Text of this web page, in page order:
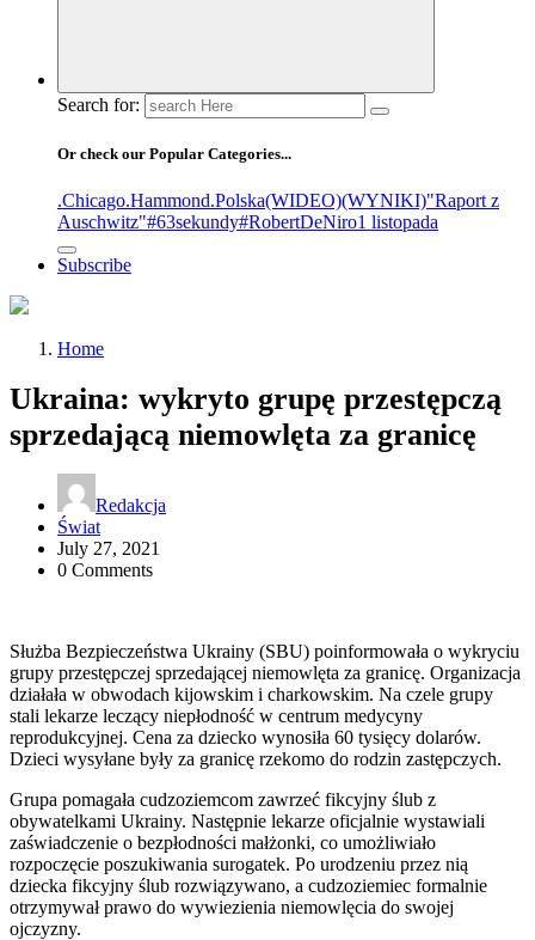
Search for:
Or check our Popular Categories...
.Chicago.Hammond.Polska(WIDEO)(WYNIKI)"Raport z
Auschwitz"#63sekundy#RobertDeNiro1 listopada
Subscribe
Home
Ukraina: wykryto grupę przestępczą
sprzedającą niemowlęta za granicę
Redakcja
Świat
July 27, 2021
0 Comments
Służba Bezpieczeństwa Ukrainy (SBU) poinformowała o wykryciu
grupy przestępczej sprzedającej niemowlęta za granicę. Organizacja
działała w obwodach kijowskim i charkowskim. Na czele grupy
stali lekarze leczący niepłodność w centrum medycyny
reprodukcyjnej. Cena za dziecko wynosiła 60 tysięcy dolarów.
Dzieci wysyłane były za granicę rzekomo do rodzin zastępczych.
Grupa pomagała cudzoziemcom zawrzeć fikcyjny ślub z
obywatelkami Ukrainy. Następnie lekarze oficjalnie wystawiali
zaświadczenie o bezpłodności małżonki, co umożliwiało
rozpoczęcie poszukiwania surogatek. Po urodzeniu przez nią
dziecka fikcyjny ślub rozwiązywano, a cudzoziemiec formalnie
otrzymywał prawo do wywiezienia niemowlęcia do swojej
ojczyzny.